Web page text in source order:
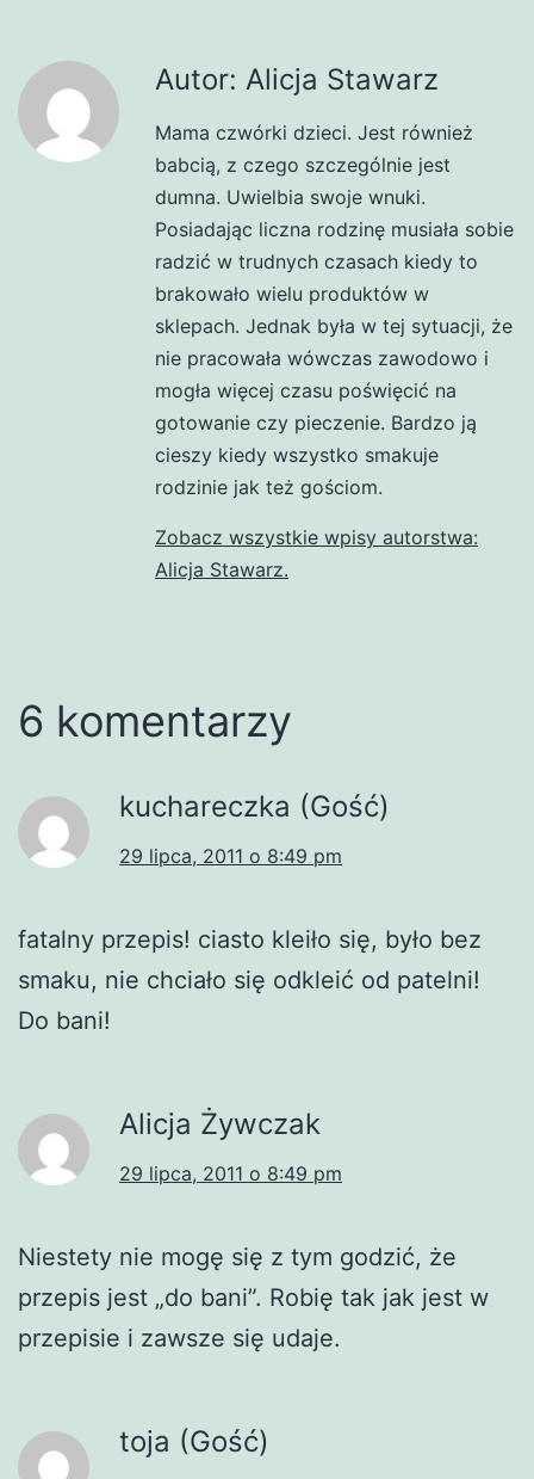
Autor: Alicja Stawarz
Mama czwórki dzieci. Jest również
babcią, z czego szczególnie jest
dumna. Uwielbia swoje wnuki.
Posiadając liczna rodzinę musiała sobie
radzić w trudnych czasach kiedy to
brakowało wielu produktów w
sklepach. Jednak była w tej sytuacji, że
nie pracowała wówczas zawodowo i
mogła więcej czasu poświęcić na
gotowanie czy pieczenie. Bardzo ją
cieszy kiedy wszystko smakuje
rodzinie jak też gościom.
Zobacz wszystkie wpisy autorstwa:
Alicja Stawarz.
6 komentarzy
kuchareczka (Gość)
29 lipca, 2011 o 8:49 pm
fatalny przepis! ciasto kleiło się, było bez
smaku, nie chciało się odkleić od patelni!
Do bani!
Alicja Żywczak
29 lipca, 2011 o 8:49 pm
Niestety nie mogę się z tym godzić, że
przepis jest „do bani”. Robię tak jak jest w
przepisie i zawsze się udaje.
toja (Gość)